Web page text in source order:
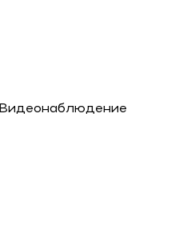
Видеонаблюдение